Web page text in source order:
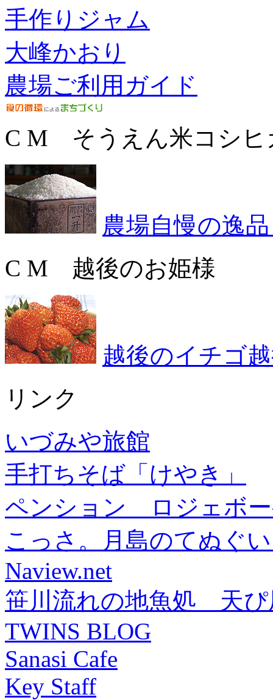
手作りジャム
大峰かおり
農場ご利用ガイド
C M そうえん米コシヒ
農場自慢の逸
C M 越後のお姫様
越後のイチゴ
リンク
いづみや旅館
手打ちそば「けやき」
ペンション ロジェボ
こっさ。月島のてぬぐ
Naview.net
笹川流れの地魚処 天ぴ
TWINS BLOG
Sanasi Cafe
Key Staff